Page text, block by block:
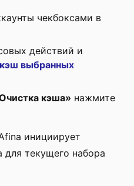
чекбоксами в
действий и
выбранных
кэша» нажмите
инициирует
текущего набора